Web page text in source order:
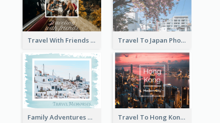
Travel With Friends Photo Book Travel To Japan Photo Book
Family Adventures Travel Photo Book Travel To Hong Kong Photo Book